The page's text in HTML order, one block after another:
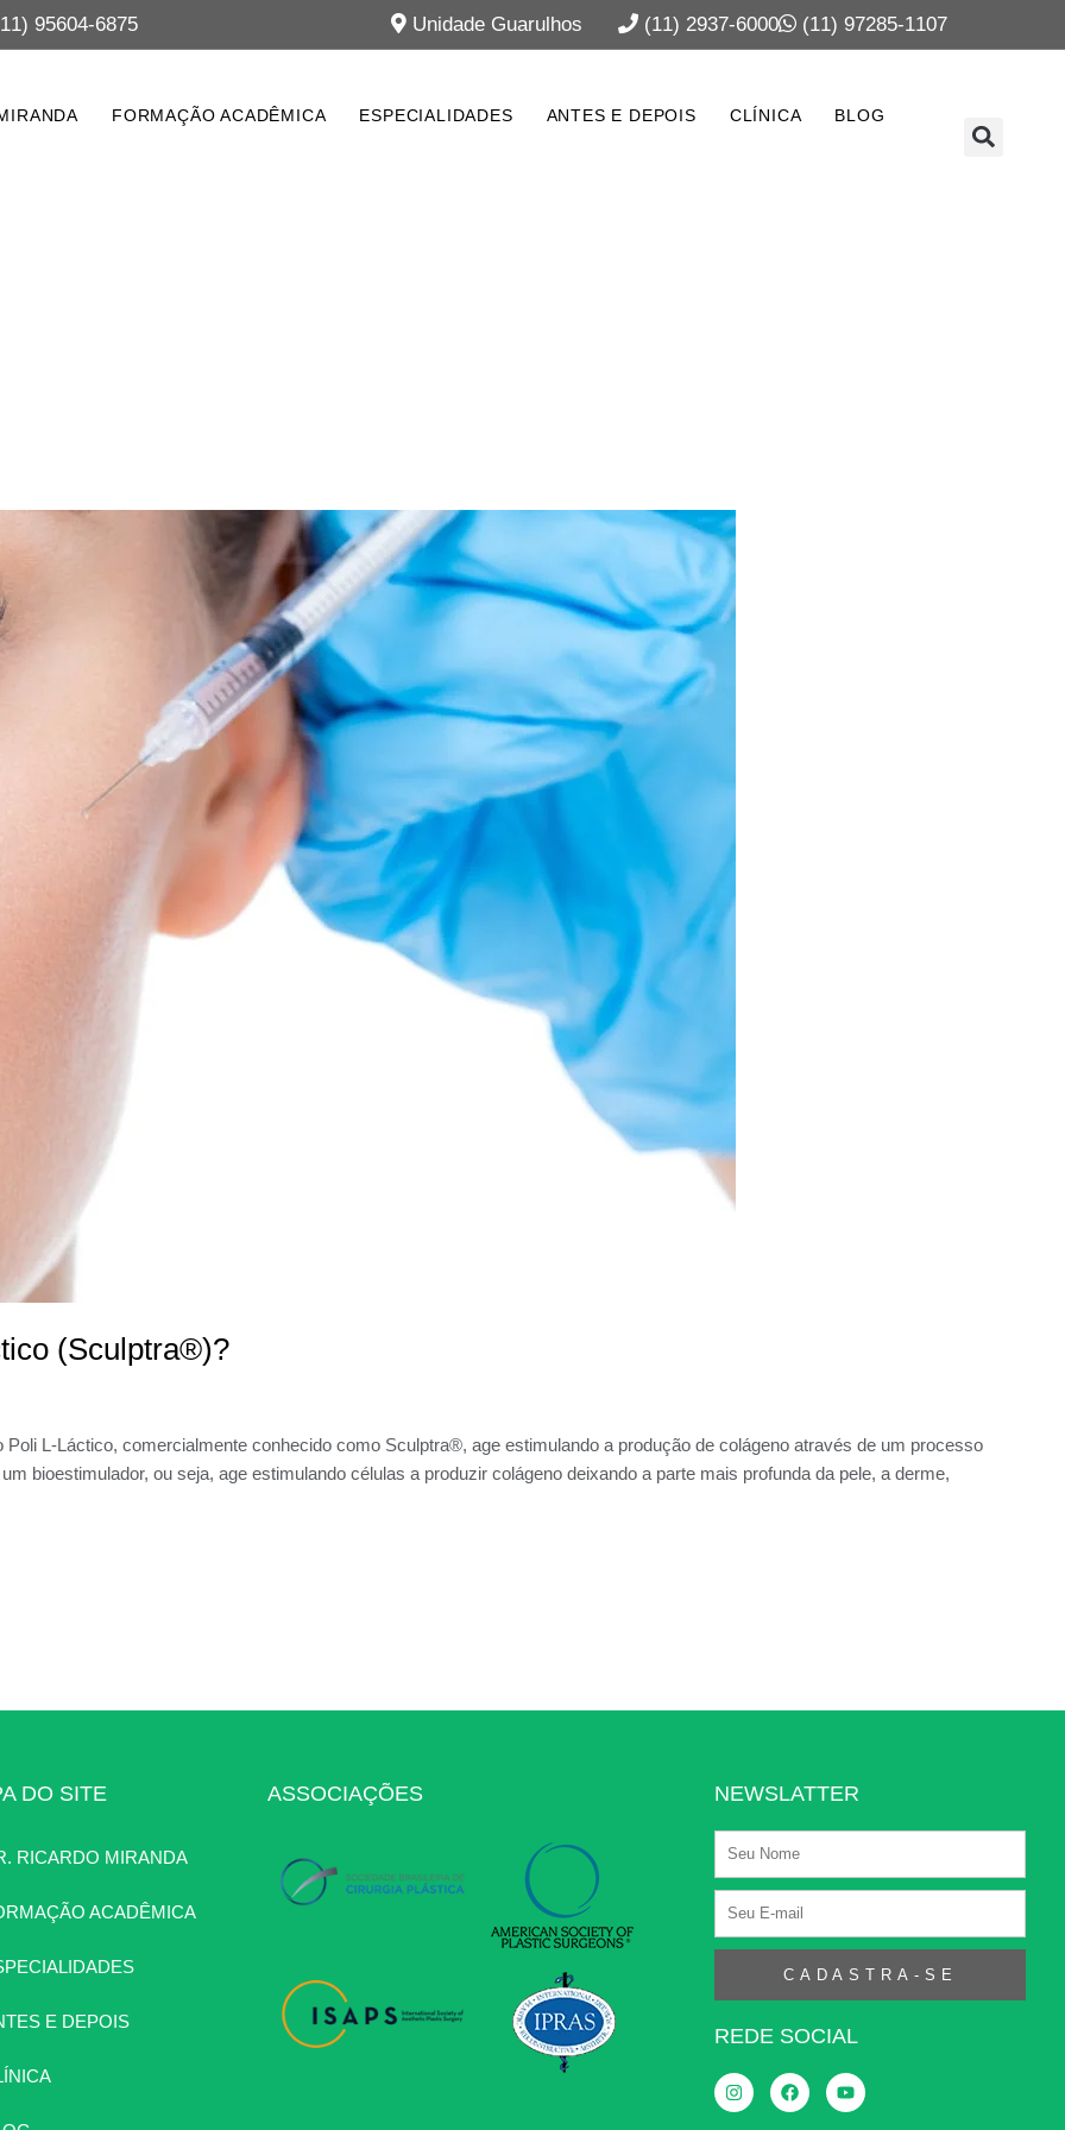
95604-6875 Unidade Guarulhos (11) 2937-6000 (11) 97285-1107
FORMAÇÃO ACADÊMICA ESPECIALIDADES ANTES E DEPOIS CLÍNICA BLOG
(Sculptra®)?
L-Láctico, comercialmente conhecido como Sculptra®, age estimulando a produção de colágeno através de um processo
bioestimulador, ou seja, age estimulando células a produzir colágeno deixando a parte mais profunda da pele, a derme,
DO SITE
RICARDO MIRANDA
ACADÊMICA
E DEPOIS
ASSOCIAÇÕES NEWSLATTER
Nome
E-
CADASTRA-SE
REDE SOCIAL
I
n
s
F
a
c
Y
o
u